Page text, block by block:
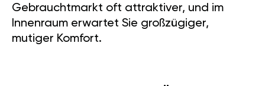
Gebrauchtmarkt oft attraktiver, und im
Innenraum erwartet Sie großzügiger,
mutiger Komfort.